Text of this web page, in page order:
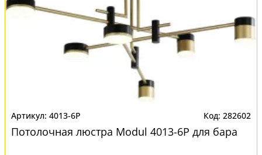
4013-6P 282602
Потолочная люстра Modul 4013-6P для бара